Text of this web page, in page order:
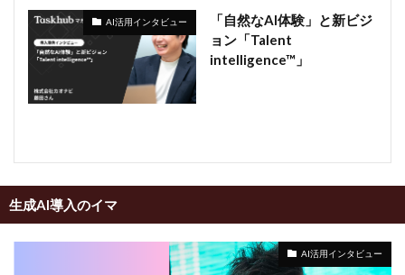
AI活用インタビュー
「自然なAI体験」と新ビジ
ョン「Talent
intelligence™」
生成AI導入のイマ
AI活用インタビュー